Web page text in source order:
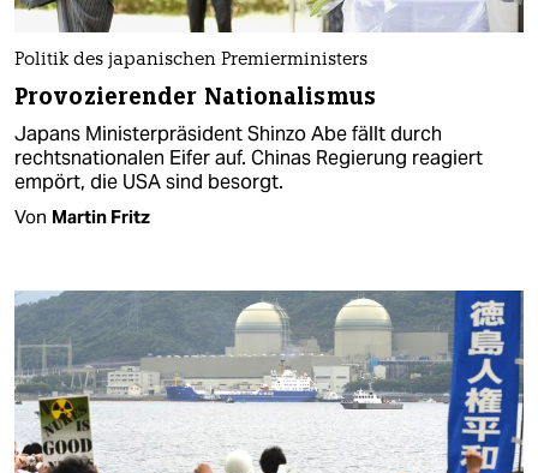
Politik des japanischen Premierministers
Provozierender Nationalismus
Japans Ministerpräsident Shinzo Abe fällt durch
rechtsnationalen Eifer auf. Chinas Regierung reagiert
empört, die USA sind besorgt.
Von Martin Fritz